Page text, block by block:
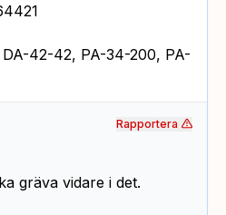
42-42, PA-34-200, PA-
gräva vidare i det.
Rapportera